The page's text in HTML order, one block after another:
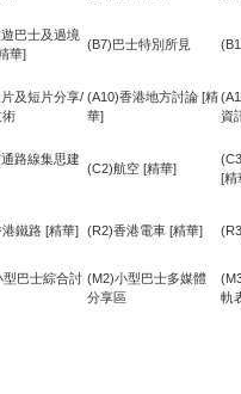
巴士及過境
華]
(B7)巴士特別所見
及短片分享/
術
(A10)香港地方討論 [精
華]
資
路線集思建
(C2)航空 [精華]
[精
鐵路 [精華] (R2)香港電車 [精華]
型巴士綜合討 (M2)小型巴士多媒體
分享區
軌